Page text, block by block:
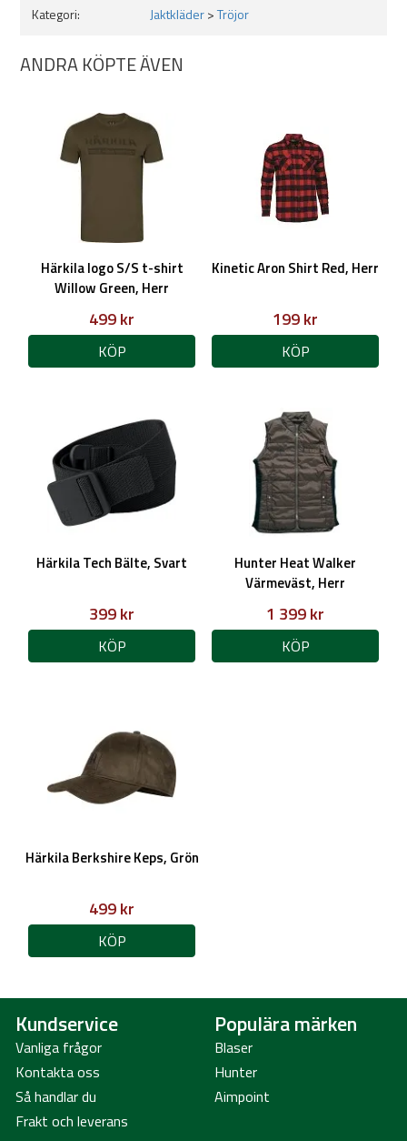
Kategori:
Jaktkläder>Tröjor
ANDRA KÖPTE ÄVEN
Härkila logo S/S t-shirt
Willow Green, Herr
499 kr
KÖP
Kinetic Aron Shirt Red, Herr
199 kr
KÖP
Härkila Tech Bälte, Svart
399 kr
KÖP
Hunter Heat Walker
Värmeväst, Herr
1 399 kr
KÖP
Härkila Berkshire Keps, Grön
499 kr
KÖP
Kundservice
Vanliga frågor
Kontakta oss
Så handlar du
Frakt och leverans
Populära märken
Blaser
Hunter
Aimpoint